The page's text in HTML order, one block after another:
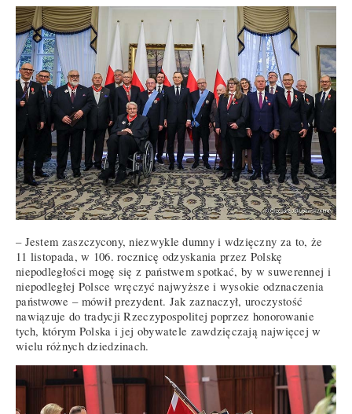
– Jestem zaszczycony, niezwykle dumny i wdzięczny za to, że
11 listopada, w 106. rocznicę odzyskania przez Polskę
niepodległości mogę się z państwem spotkać, by w suwerennej i
niepodległej Polsce wręczyć najwyższe i wysokie odznaczenia
państwowe – mówił prezydent. Jak zaznaczył, uroczystość
nawiązuje do tradycji Rzeczypospolitej poprzez honorowanie
tych, którym Polska i jej obywatele zawdzięczają najwięcej w
wielu różnych dziedzinach.